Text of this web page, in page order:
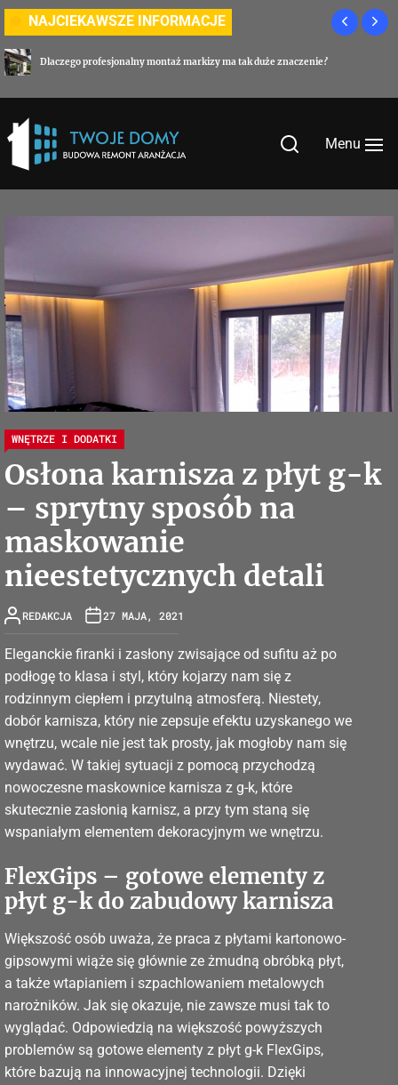
Skip
to
the
content
NAJCIEKAWSZE INFORMACJE
Dlaczego profesjonalny montaż markizy ma tak duże znaczenie?
Menu
WNĘTRZE I DODATKI
Osłona karnisza z płyt g-k
– sprytny sposób na
maskowanie
nieestetycznych detali
REDAKCJA 27 MAJA, 2021
Eleganckie firanki i zasłony zwisające od sufitu aż po
podłogę to klasa i styl, który kojarzy nam się z
rodzinnym ciepłem i przytulną atmosferą. Niestety,
dobór karnisza, który nie zepsuje efektu uzyskanego we
wnętrzu, wcale nie jest tak prosty, jak mogłoby nam się
wydawać. W takiej sytuacji z pomocą przychodzą
nowoczesne maskownice karnisza z g-k, które
skutecznie zasłonią karnisz, a przy tym staną się
wspaniałym elementem dekoracyjnym we wnętrzu.
FlexGips – gotowe elementy z
płyt g-k do zabudowy karnisza
Większość osób uważa, że praca z płytami kartonowo-
gipsowymi wiąże się głównie ze żmudną obróbką płyt,
a także wtapianiem i szpachlowaniem metalowych
narożników. Jak się okazuje, nie zawsze musi tak to
wyglądać. Odpowiedzią na większość powyższych
problemów są gotowe elementy z płyt g-k FlexGips,
które bazują na innowacyjnej technologii. Dzięki